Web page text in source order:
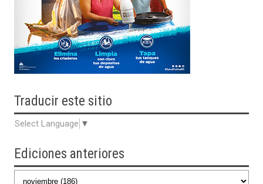
Traducir este sitio
Select Language ▼
Ediciones anteriores